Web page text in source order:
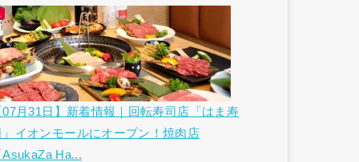
07月31日】新着情報｜回転寿司店「はま寿
」イオンモールにオープン！焼肉店
AsukaZa Ha...